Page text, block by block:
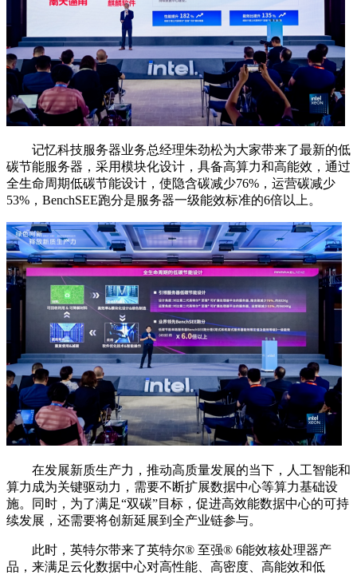
记忆科技服务器业务总经理朱劲松为大家带来了最新的低
碳节能服务器，采用模块化设计，具备高算力和高能效，通过
全生命周期低碳节能设计，使隐含碳减少76%，运营碳减少
53%，BenchSEE跑分是服务器一级能效标准的6倍以上。
在发展新质生产力，推动高质量发展的当下，人工智能和
算力成为关键驱动力，需要不断扩展数据中心等算力基础设
施。同时，为了满足“双碳”目标，促进高效能数据中心的可持
续发展，还需要将创新延展到全产业链参与。
此时，英特尔带来了英特尔®️ 至强®️ 6能效核处理器产
品，来满足云化数据中心对高性能、高密度、高能效和低